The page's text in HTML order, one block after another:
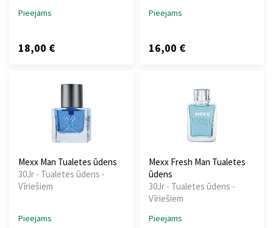
Pieejams
18,00 €
Pieejams
16,00 €
Mexx Man Tualetes ūdens
30Jr - Tualetes ūdens -
Vīriešiem
Pieejams
Mexx Fresh Man Tualetes
ūdens
30Jr - Tualetes ūdens -
Vīriešiem
Pieejams